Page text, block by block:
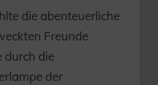
die abenteuerliche
Freunde
durch die
der